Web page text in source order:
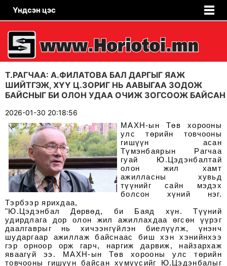
Үндсэн цэс
Т.РАГЧАА: А.ФИЛАТОВА БАЛ ДАРГЫГ ЯАЖ
ШИЙТГЭЖ, ХҮҮ Ц.ЗОРИГ НЬ ААВЫГАА ЗОДОЖ
БАЙСНЫГ БИ ОЛОН УДАА ОЧИЖ ЗОГСООЖ БАЙСАН
2026-01-30 20:18:56
МАХН-ын Төв хорооны
улс төрийн товчооны
гишүүн асан
Түмэнбаярын Рагчаа
гуай Ю.Цэдэн­балтай
олон жил хамт
ажилласны хувьд
түүнийг сайн мэдэх
болсон хүний нэг.
Тэрбээр ярихдаа,
"Ю.Цэдэнбал Дөрвөд, би Баяд хүн. Түүний
удирдлага дор олон жил ажиллахдаа өгсөн үүрэг
даалгаврыг нь хичээнгүйлэн биелүүлж, үнэнч
шударгаар ажиллаж байснаас биш хэн хэнийнхээ
гэр орноор орж гарч, наргиж дарвиж, найзархаж
яваагүй ээ. МАХН-ын Төв хорооны улс төрийн
товчооны гишүүн байсан хүмүүсийг Ю.Цэдэнбалыг